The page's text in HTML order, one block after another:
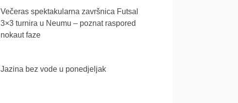
Večeras spektakularna završnica Futsal
3×3 turnira u Neumu – poznat raspored
nokaut faze
Jazina bez vode u ponedjeljak